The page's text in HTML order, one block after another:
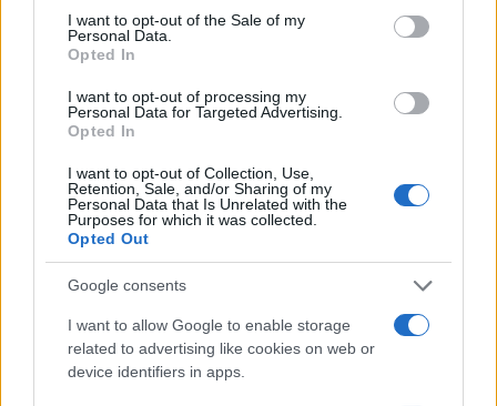
consent section.
I want to opt-out of the Sale of my
Personal Data.
Opted In
I want to opt-out of processing my
Personal Data for Targeted Advertising.
Opted In
I want to opt-out of Collection, Use,
Retention, Sale, and/or Sharing of my
Personal Data that Is Unrelated with the
Purposes for which it was collected.
Opted Out
Google consents
I want to allow Google to enable storage
related to advertising like cookies on web or
device identifiers in apps.
vigili del fuoco a Rudalza
Ristorante distrutto dalle fiamme a La
Maddalena, incendio a Monti d’à rena
Le previsioni meteo per il weekend a Olbia e in
Gallura
Michelle Hunziker in Gallura, bella anche dal
vivo: un amico vip svela come fa